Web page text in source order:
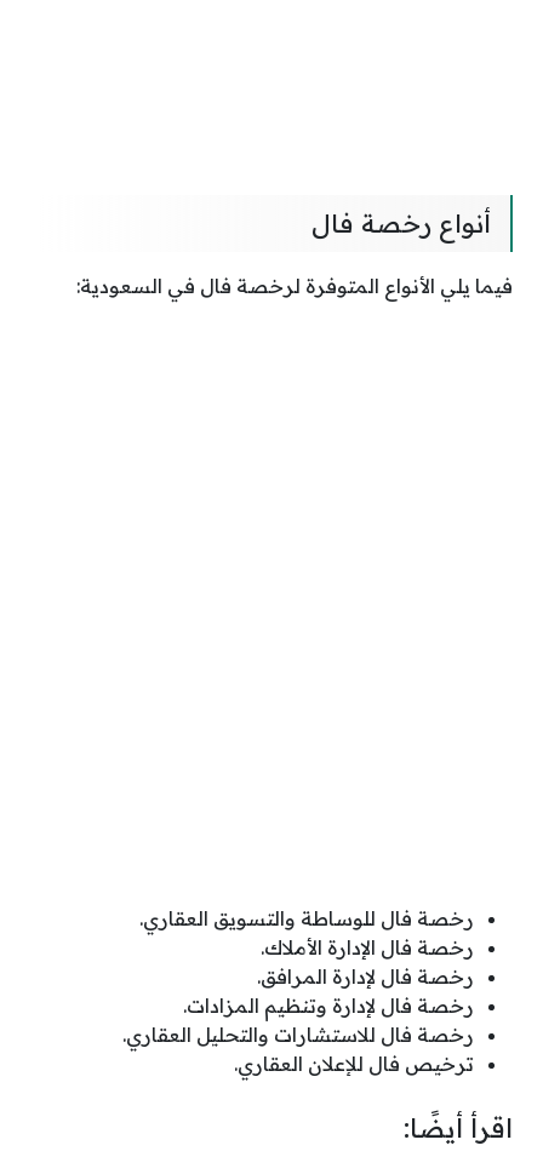
أنواع رخصة فال
فيما يلي الأنواع المتوفرة لرخصة فال في السعودية:
رخصة فال للوساطة والتسويق العقاري.
رخصة فال الإدارة الأملاك.
رخصة فال لإدارة المرافق.
رخصة فال لإدارة وتنظيم المزادات.
رخصة فال للاستشارات والتحليل العقاري.
ترخيص فال للإعلان العقاري.
اقرأ أيضًا: